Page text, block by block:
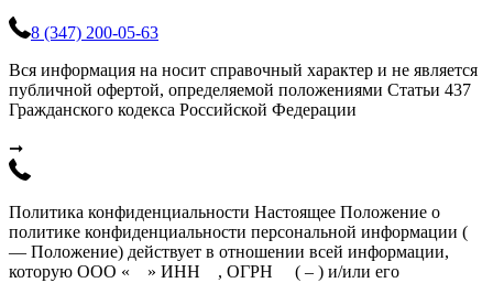
8 (347) 200-05-63
Вся информация на носит справочный характер и не является
публичной офертой, определяемой положениями Статьи 437
Гражданского кодекса Российской Федерации
➞
Политика конфиденциальности Настоящее Положение о
политике конфиденциальности персональной информации (
— Положение) действует в отношении всей информации,
которую ООО « » ИНН , ОГРН ( – ) и/или его